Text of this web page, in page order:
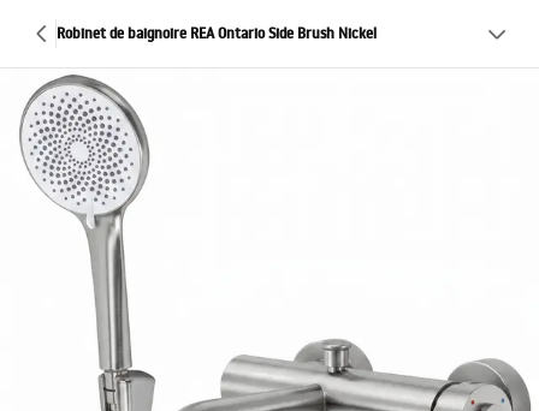
Robinet de baignoire REA Ontario Side Brush Nickel